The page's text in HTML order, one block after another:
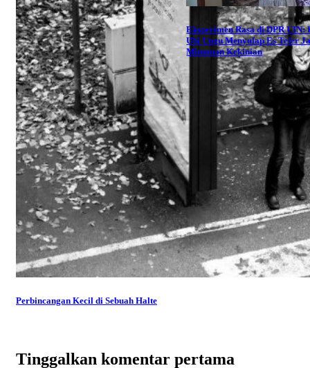
Perbincangan Kecil di Sebuah Halte
Eksperimen Rasa di DPR UIN:
Ubi Ungu Menyulap Es Teler
Minuman Kekinian
Tinggalkan komentar pertama